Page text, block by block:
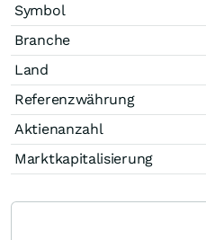
Symbol
Branche
Land
Referenzwährung
Aktienanzahl
Marktkapitalisierung